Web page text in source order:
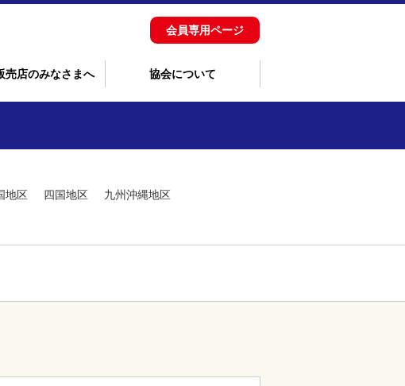
会員専用ページ
売店のみなさまへ 協会について
地区 四国地区 九州沖縄地区